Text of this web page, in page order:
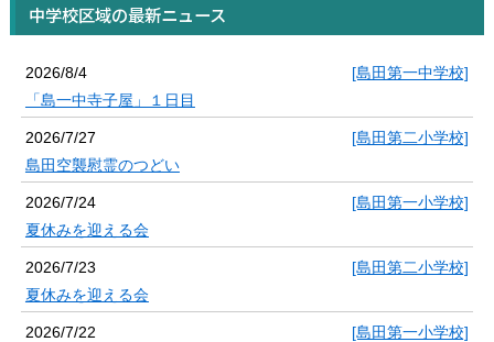
中学校区域の最新ニュース
2026/8/4
[島田第一中学校]
「島一中寺子屋」１日目
2026/7/27
[島田第二小学校]
島田空襲慰霊のつどい
2026/7/24
[島田第一小学校]
夏休みを迎える会
2026/7/23
[島田第二小学校]
夏休みを迎える会
2026/7/22
[島田第一小学校]